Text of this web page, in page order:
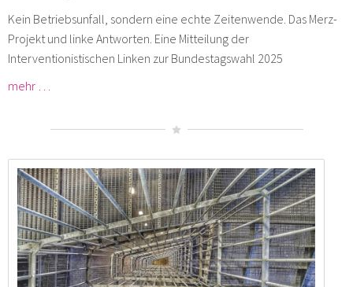
Kein Betriebsunfall, sondern eine echte Zeitenwende. Das Merz-
Projekt und linke Antworten. Eine Mitteilung der
Interventionistischen Linken zur Bundestagswahl 2025
mehr …